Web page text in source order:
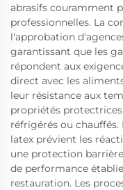
abrasifs couramment
professionnelles. La
l'approbation
garantissant que les
répondent aux
direct avec les
leur résistance aux
propriétés
réfrigérés ou
latex prévient les
une protection
de performance
restauration. Les